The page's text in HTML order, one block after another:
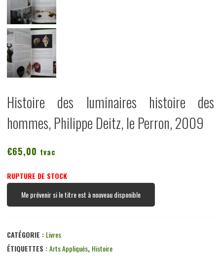
Histoire des luminaires histoire des
hommes, Philippe Deitz, le Perron, 2009
€65,00 tvac
RUPTURE DE STOCK
Me prévenir si le titre est à nouveau disponible
CATÉGORIE : Livres
ÉTIQUETTES :Arts Appliqués, Histoire